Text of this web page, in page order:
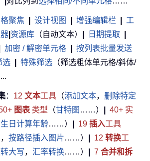
格聚焦 设计视图 增强编辑栏
工
资源库 （自动文本） 日期提取
加密 / 解密单元格
按列表批量发送
选 特殊筛选 （筛选粗体单元格/斜体/
： 12 文本工具 （添加文本， 删除特定
图表 类型 （甘特图 ……）
40+ 实
日计算年龄……） 19 插入工具
， 按路径插入图片……） 12 转换工
大写， 汇率转换……） 7 合并和拆